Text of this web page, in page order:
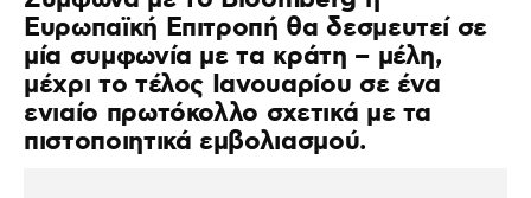
Ευρωπαϊκή Επιτροπή θα δεσμευτεί σε
μία συμφωνία με τα κράτη – μέλη,
μέχρι το τέλος Ιανουαρίου σε ένα
ενιαίο πρωτόκολλο σχετικά με τα
πιστοποιητικά εμβολιασμού.